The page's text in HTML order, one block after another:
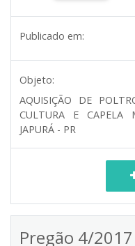
Publicado em:
Objeto:
AQUISIÇÃO DE
CULTURA E CAPELA
JAPURÁ - PR
Pregão 4/2017